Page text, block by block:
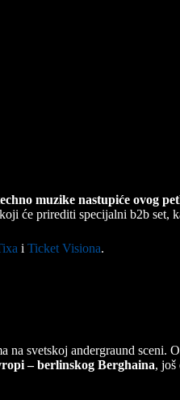
muzike nastupiće ovog
će prirediti specijalni b2b set,
i Ticket Visiona.
svetskoj andergraund sceni.
– berlinskog Berghaina, još